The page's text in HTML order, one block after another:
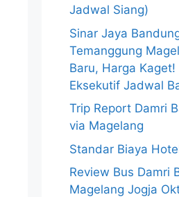
Jadwal Siang)
Sinar Jaya
Temanggung
Baru, Harga Kaget!
Eksekutif Jadwal
Trip Report Damri
via Magelang
Standar Biaya
Review Bus Damri
Magelang Jogja